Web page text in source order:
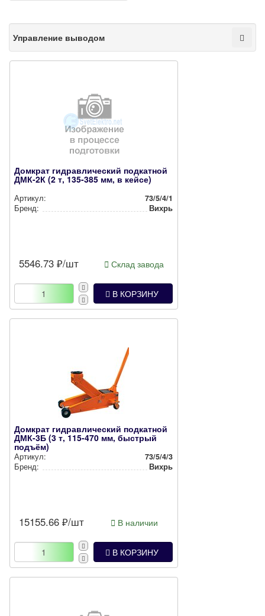
Управление выводом
Домкрат гидравлический подкатной
ДМК-2К (2 т, 135-385 мм, в кейсе)
Артикул:
73/5/4/1
Бренд:
Вихрь
5546.73 ₽/шт Склад завода
В КОРЗИНУ
Домкрат гидравлический подкатной
ДМК-3Б (3 т, 115-470 мм, быстрый
подъём)
Артикул:
73/5/4/3
Бренд:
Вихрь
15155.66 ₽/шт В наличии
В КОРЗИНУ